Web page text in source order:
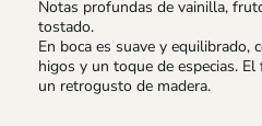
Notas profundas de vainilla,
tostado.
En boca es suave y equilibrado,
higos y un toque de especias.
un retrogusto de madera.